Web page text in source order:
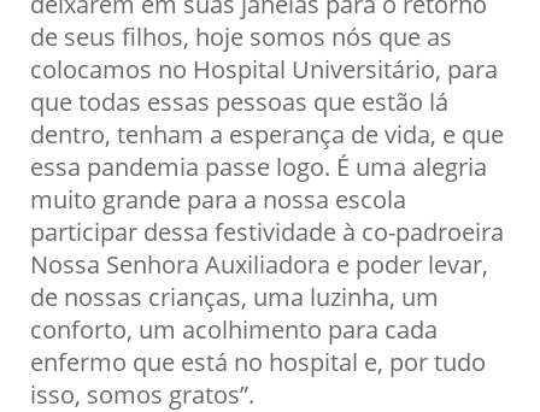
de seus filhos, hoje somos nós que as
colocamos no Hospital Universitário, para
que todas essas pessoas que estão lá
dentro, tenham a esperança de vida, e que
essa pandemia passe logo. É uma alegria
muito grande para a nossa escola
participar dessa festividade à co-padroeira
Nossa Senhora Auxiliadora e poder levar,
de nossas crianças, uma luzinha, um
conforto, um acolhimento para cada
enfermo que está no hospital e, por tudo
isso, somos gratos”.